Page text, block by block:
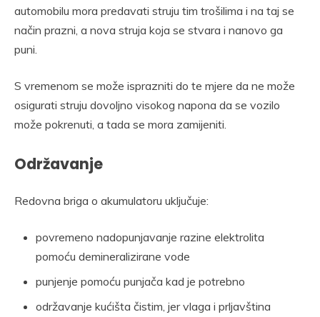
automobilu mora predavati struju tim trošilima i na taj se
način prazni, a nova struja koja se stvara i nanovo ga
puni.
S vremenom se može isprazniti do te mjere da ne može
osigurati struju dovoljno visokog napona da se vozilo
može pokrenuti, a tada se mora zamijeniti.
Održavanje
Redovna briga o akumulatoru uključuje:
povremeno nadopunjavanje razine elektrolita
pomoću demineralizirane vode
punjenje pomoću punjača kad je potrebno
održavanje kućišta čistim, jer vlaga i prljavština